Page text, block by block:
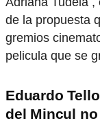
Eduardo
del Mincul